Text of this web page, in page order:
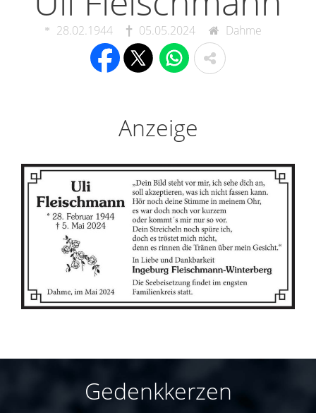
28.02.1944 05.05.2024 Dahme
Anzeige
Gedenkkerzen